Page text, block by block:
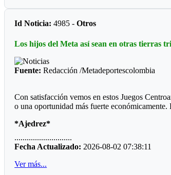
Prejuvenil masculino: Colegio Cofrem
Juvenil masculino: José María Córdoba (Guamal)
Futbol de Salón
Juvenil femenino: Juan Rozo (Acacias)
Juvenil masculino: Pablo E. Riveros (Acacias)
Futbol Sala
Prejuvenil masculino: Colegio Cofrem
Juvenil masculino: Colegio Cofrem (Acacias)
Juvenil femenino: Manuela Beltrán (San Martín)
Voleibol
Id Noticia: 4985 -Otros
Los hijos del Meta así sean en otras tierras
Fuente: Redacción /Metadeportescolombia
Con satisfacción vemos en estos Juegos
o una oportunidad más fuerte
*Ajedrez*
Durante diez años la barranquillera Valentina
consejos de Javier Marroquín ,hoy está en la
*Voleibol*
............................
Fecha Actualizado: 2026-08-02 07:38:11
Ver más...